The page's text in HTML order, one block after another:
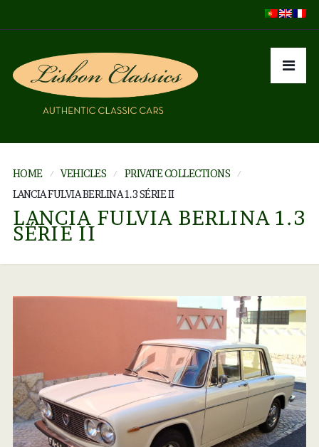
HOME VEHICLES
PRIVATE COLLECTIONS
LANCIA FULVIA BERLINA 1.3 SÉRIE II
LANCIA FULVIA BERLINA 1.3
SÉRIE II